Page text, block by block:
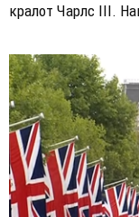
кралот Чарлс III.